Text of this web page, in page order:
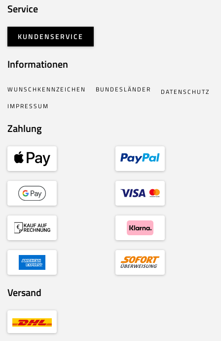
Service
KUNDENSERVICE
Informationen
WUNSCHKENNZEICHEN BUNDESLÄNDER
DATENSCHUTZ
IMPRESSUM
Zahlung
Versand